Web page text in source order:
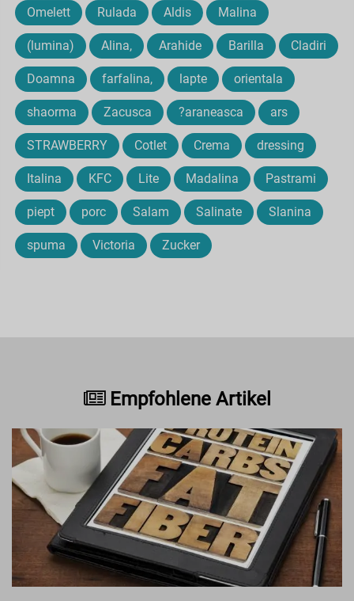
Omelett Rulada Aldis Malina
(lumina) Alina, Arahide Barilla Cladiri
Doamna farfalina, lapte orientala
shaorma Zacusca ?araneasca ars
STRAWBERRY Cotlet Crema dressing
Italina KFC Lite Madalina Pastrami
piept porc Salam Salinate Slanina
spuma Victoria Zucker
Empfohlene Artikel